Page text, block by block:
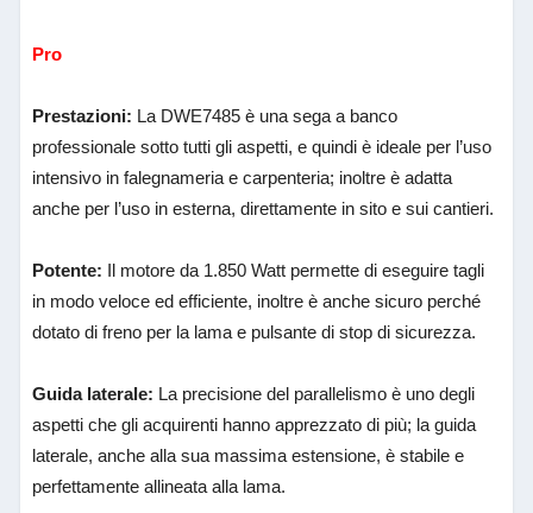
Pro
Prestazioni: La DWE7485 è una sega a banco
professionale sotto tutti gli aspetti, e quindi è ideale per l’uso
intensivo in falegnameria e carpenteria; inoltre è adatta
anche per l’uso in esterna, direttamente in sito e sui cantieri.
Potente: Il motore da 1.850 Watt permette di eseguire tagli
in modo veloce ed efficiente, inoltre è anche sicuro perché
dotato di freno per la lama e pulsante di stop di sicurezza.
Guida laterale: La precisione del parallelismo è uno degli
aspetti che gli acquirenti hanno apprezzato di più; la guida
laterale, anche alla sua massima estensione, è stabile e
perfettamente allineata alla lama.